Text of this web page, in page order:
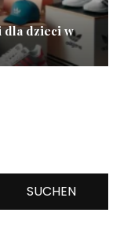
dla dzieci w
SUCHEN